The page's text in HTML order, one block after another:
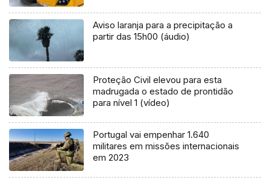
Aviso laranja para a precipitação a
partir das 15h00 (áudio)
Proteção Civil elevou para esta
madrugada o estado de prontidão
para nível 1 (vídeo)
Portugal vai empenhar 1.640
militares em missões internacionais
em 2023